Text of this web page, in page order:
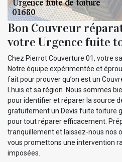
Bon Couvreur
votre Urgence fuite
Chez Pierrot Couverture 01, votre
Notre équipe expérimentée et
fait pour prouver qu’on est un
Lhuis et sa région. Nous sommes
pour identifier et réparer la source
gratuitement un Devis fuite toiture
pour tout réparer efficacement.
tranquillement et laissez-nous nos
vous promettons une intervention
imposées.